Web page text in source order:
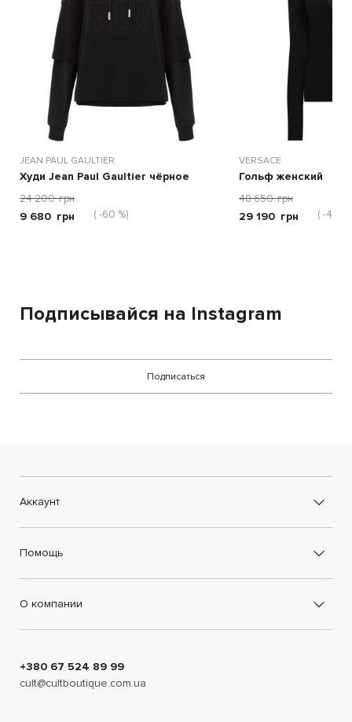
JEAN PAUL GAULTIER
Худи Jean Paul Gaultier чёрное
24 200 грн
9 680 грн ( -60 %)
VERSACE
Гольф женский
48 650 грн
29 190 грн ( -40 %)
Подписывайся на Instagram
Подписаться
Аккаунт
Помощь
О компании
+380 67 524 89 99
cult@cultboutique.com.ua